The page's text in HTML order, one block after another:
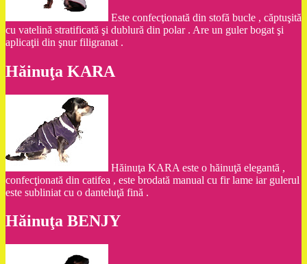
Este confecţionată din stofă bucle , căptuşită
cu vatelină stratificată şi dublură din polar . Are un guler bogat şi
aplicaţii din şnur filigranat .
Hăinuţa KARA
Hăinuţa KARA este o hăinuţă elegantă ,
confecţionată din catifea , este brodată manual cu fir lame iar gulerul
este subliniat cu o danteluţă fină .
Hăinuţa BENJY